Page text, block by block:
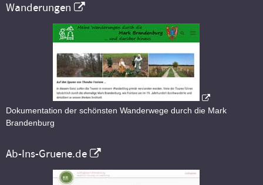
Wanderungen
Dokumentation der schönsten Wanderwege durch die Mark
Brandenburg
Ab-Ins-Gruene.de